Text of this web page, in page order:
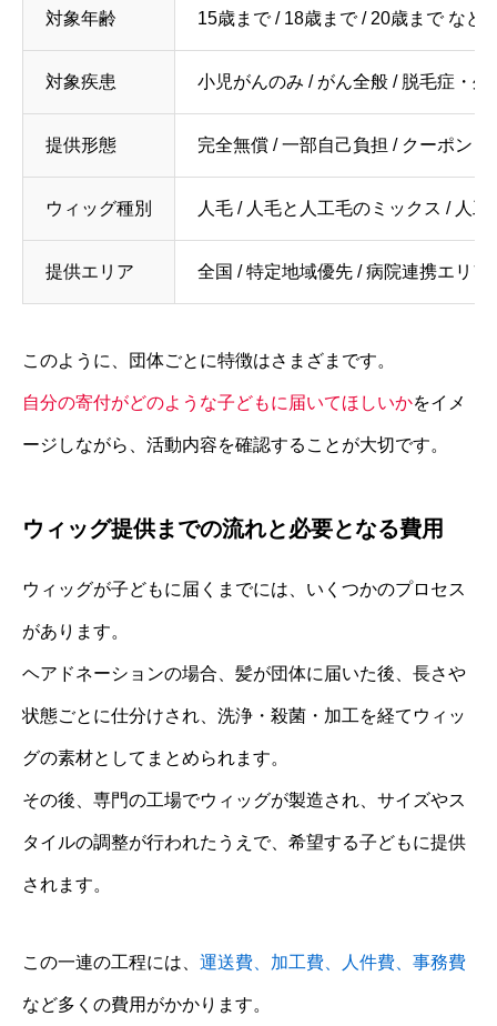
対象年齢 15歳まで / 18歳まで / 20歳まで など
対象疾患 小児がんのみ / がん全般 / 脱毛症・外
提供形態 完全無償 / 一部自己負担 / クーポン・
ウィッグ種別 人毛 / 人毛と人工毛のミックス / 人工
提供エリア 全国 / 特定地域優先 / 病院連携エリア
このように、団体ごとに特徴はさまざまです。
自分の寄付がどのような子どもに届いてほしいかをイメ
ージしながら、活動内容を確認することが大切です。
ウィッグ提供までの流れと必要となる費用
ウィッグが子どもに届くまでには、いくつかのプロセス
があります。
ヘアドネーションの場合、髪が団体に届いた後、長さや
状態ごとに仕分けされ、洗浄・殺菌・加工を経てウィッ
グの素材としてまとめられます。
その後、専門の工場でウィッグが製造され、サイズやス
タイルの調整が行われたうえで、希望する子どもに提供
されます。
この一連の工程には、 運送費、加工費、人件費、事務費
など多くの費用がかかります。